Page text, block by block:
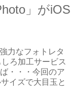
」がiOS
力なフォトレタ
ろ加工サービス
・・・今回のア
イズで大目玉と